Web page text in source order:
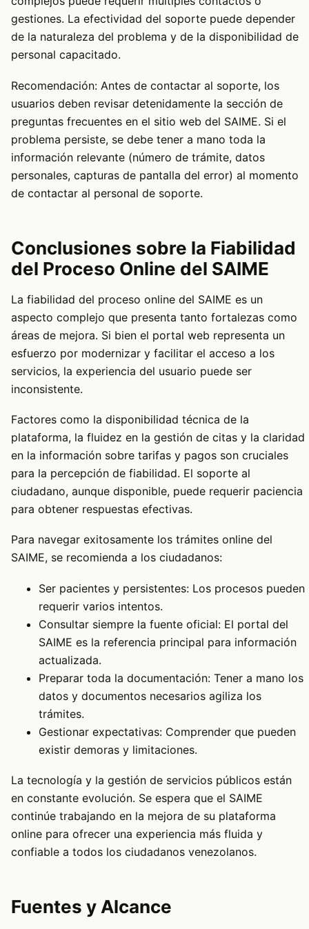
gestiones. La efectividad del soporte puede depender
de la naturaleza del problema y de la disponibilidad de
personal capacitado.
Recomendación: Antes de contactar al soporte, los
usuarios deben revisar detenidamente la sección de
preguntas frecuentes en el sitio web del SAIME. Si el
problema persiste, se debe tener a mano toda la
información relevante (número de trámite, datos
personales, capturas de pantalla del error) al momento
de contactar al personal de soporte.
Conclusiones sobre la Fiabilidad
del Proceso Online del SAIME
La fiabilidad del proceso online del SAIME es un
aspecto complejo que presenta tanto fortalezas como
áreas de mejora. Si bien el portal web representa un
esfuerzo por modernizar y facilitar el acceso a los
servicios, la experiencia del usuario puede ser
inconsistente.
Factores como la disponibilidad técnica de la
plataforma, la fluidez en la gestión de citas y la claridad
en la información sobre tarifas y pagos son cruciales
para la percepción de fiabilidad. El soporte al
ciudadano, aunque disponible, puede requerir paciencia
para obtener respuestas efectivas.
Para navegar exitosamente los trámites online del
SAIME, se recomienda a los ciudadanos:
Ser pacientes y persistentes: Los procesos pueden
requerir varios intentos.
Consultar siempre la fuente oficial: El portal del
SAIME es la referencia principal para información
actualizada.
Preparar toda la documentación: Tener a mano los
datos y documentos necesarios agiliza los
trámites.
Gestionar expectativas: Comprender que pueden
existir demoras y limitaciones.
La tecnología y la gestión de servicios públicos están
en constante evolución. Se espera que el SAIME
continúe trabajando en la mejora de su plataforma
online para ofrecer una experiencia más fluida y
confiable a todos los ciudadanos venezolanos.
Fuentes y Alcance